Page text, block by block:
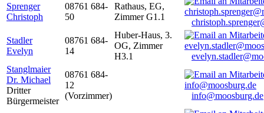
Sprenger
Christoph
08761 684-
50
Rathaus, EG,
Zimmer G1.1
Stadler
Evelyn
08761 684-
14
Huber-Haus, 3.
OG, Zimmer
H3.1
Stanglmaier
Dr. Michael
Dritter
Bürgermeister
08761 684-
12
(Vorzimmer)
info@moosburg.de